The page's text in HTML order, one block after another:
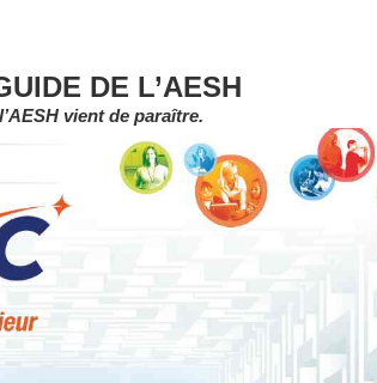
DE L’AESH
vient de paraître.